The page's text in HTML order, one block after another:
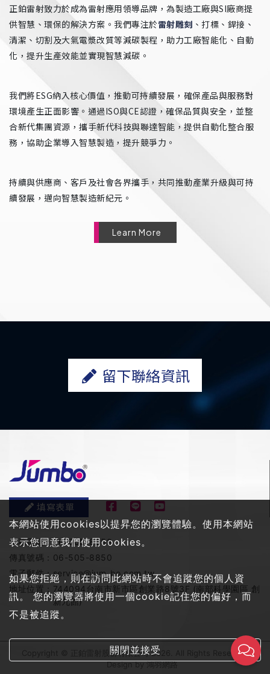
正鉑雷射致力於成為雷射應用領導品牌，為製造工廠與SI廠商提
供智慧、環保的解決方案。我們專注於雷射雕刻 、打標、銲接、
清潔、切割及大氣電漿改質等減碳製程，助力工廠智能化、自動
化，提升生產效能並實現智慧減碳。
我們將ESG納入核心價值，推動可持續發展，確保產品與服務對
環境產生正面影響。通過ISO與CE認證，確保品質與安全，並整
合新代集團資源，攜手新代科技與聯達智能，提供自動化整合服
務，協助企業導入智慧製造，提升競爭力。
持續與供應商、客戶及社會各界攜手，共同推動產業升級與可持
續發展，邁向智慧製造新紀元。
Learn More
留下聯絡資訊
填寫表單
服務電話：06-505-8858
傳真號碼： 06-505-8850
電子郵件：service@jum-bo.com.tw
地址位置： 744094台南市新市區創業路8號3F (南部科學園區 創
新九館)
Copyright © 正鉑雷射股份有限公司 2026. All Rights Reserved
Design by鴻羽網路
本網站使用cookies以提昇您的瀏覽體驗。使用本網站
表示您同意我們使用cookies。
如果您拒絕，則在訪問此網站時不會追蹤您的個人資
訊。 您的瀏覽器將使用一個cookie記住您的偏好，而
不是被追蹤。
關閉並接受